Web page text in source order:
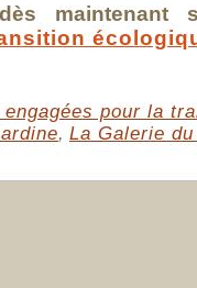
dès
pour la
, La Galerie